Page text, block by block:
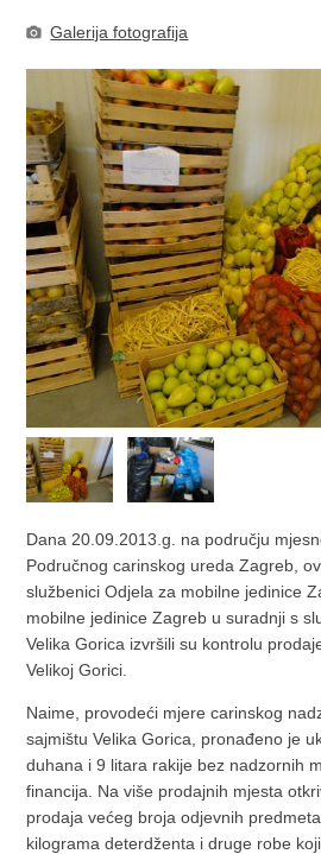
Galerija fotografija
Dana 20.09.2013.g. na području
Područnog carinskog ureda Zagreb,
službenici Odjela za mobilne jedinice
mobilne jedinice Zagreb u suradnji s
Velika Gorica izvršili su kontrolu
Velikoj Gorici.
Naime, provodeći mjere carinskog
sajmištu Velika Gorica, pronađeno je
duhana i 9 litara rakije bez nadzornih
financija. Na više prodajnih mjesta
prodaja većeg broja odjevnih
kilograma deterdženta i druge robe